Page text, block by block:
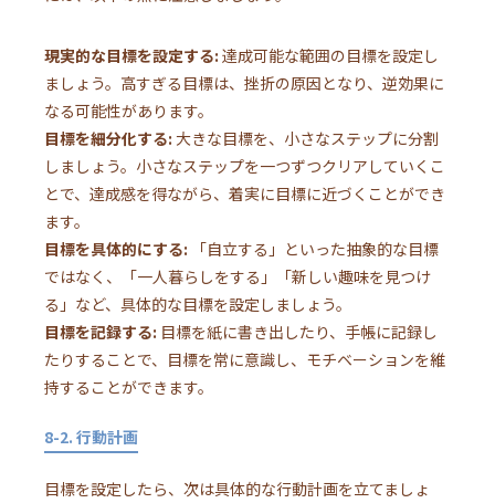
現実的な目標を設定する: 達成可能な範囲の目標を設定し
ましょう。高すぎる目標は、挫折の原因となり、逆効果に
なる可能性があります。
目標を細分化する: 大きな目標を、小さなステップに分割
しましょう。小さなステップを一つずつクリアしていくこ
とで、達成感を得ながら、着実に目標に近づくことができ
ます。
目標を具体的にする: 「自立する」といった抽象的な目標
ではなく、「一人暮らしをする」「新しい趣味を見つけ
る」など、具体的な目標を設定しましょう。
目標を記録する: 目標を紙に書き出したり、手帳に記録し
たりすることで、目標を常に意識し、モチベーションを維
持することができます。
8-2. 行動計画
目標を設定したら、次は具体的な行動計画を立てましょ